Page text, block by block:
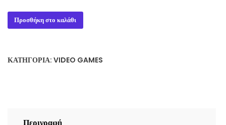
Titan
Quest
PC
Προσθήκη στο καλάθι
ΚΑΤΗΓΟΡΊΑ: VIDEO GAMES